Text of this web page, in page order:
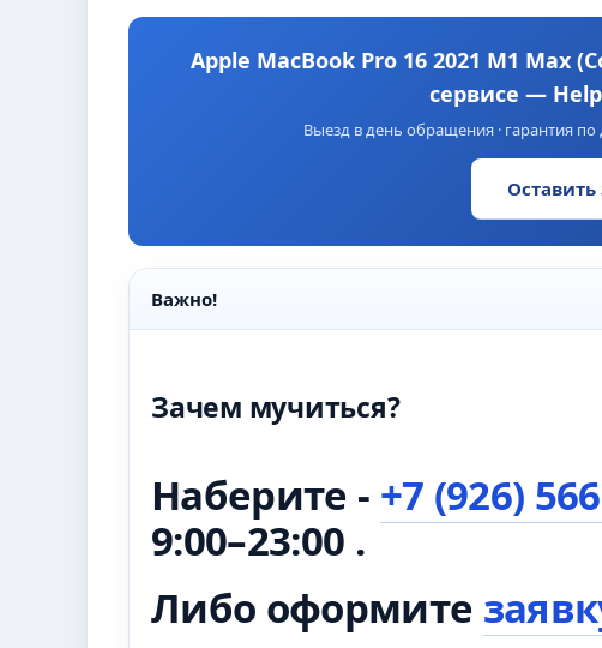
Apple MacBook Pro 16 2021 M1 Max
сервисе —
Выезд в день обращения · гарантия по
Оставить
Важно!
Зачем мучиться?
Наберите - +7 (926)
9:00–23:00 .
Либо оформите